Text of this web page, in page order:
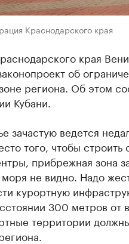
Краснодарского края
края
об
региона. Об этом
Кубани.
зачастую ведется
того, чтобы
прибрежная зона
не видно. Надо
курортную
300 метров
территории